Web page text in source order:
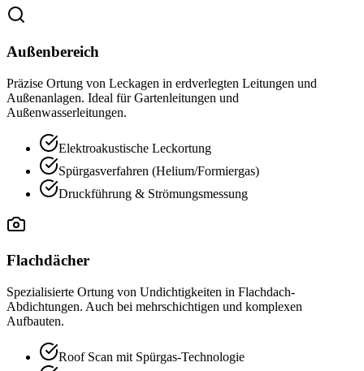
Außenbereich
Präzise Ortung von Leckagen in erdverlegten Leitungen und
Außenanlagen. Ideal für Gartenleitungen und
Außenwasserleitungen.
Elektroakustische Leckortung
Spürgasverfahren (Helium/Formiergas)
Druckführung & Strömungsmessung
Flachdächer
Spezialisierte Ortung von Undichtigkeiten in Flachdach-
Abdichtungen. Auch bei mehrschichtigen und komplexen
Aufbauten.
Roof Scan mit Spürgas-Technologie